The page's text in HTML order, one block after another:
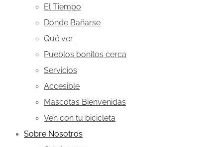
El Tiempo
Dónde Bañarse
Qué ver
Pueblos bonitos cerca
Servicios
Accesible
Mascotas Bienvenidas
Ven con tu bicicleta
Sobre Nosotros